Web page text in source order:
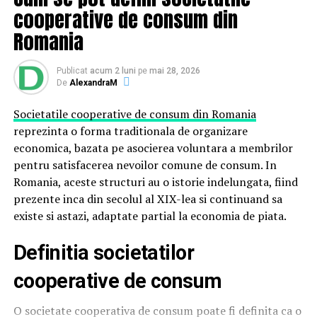
unde să-l obții?
Dacă dorești să utilizezi o astfel de soluție în casa ta,
primul pas ar trebui să fie măsurarea atentă a geamului
intern a ferestrei. Cu cât plexiglasul se potrivește mai
bine cu fereastra, cu atât își va îndeplini mai bine funcția
de izolație termică. Deja în etapa de măsurare, ar trebui
să iei în considerare și modul în care se va monta
plexiglasul pe fereastră. Tăierea plexiglasului la o
dimensiune atât de exactă acasă poate fi dificilă, dar,
specialiștii îl vor tăia la dimensiunea exacta. Plexiglasul
transparent este cel mai bun pentru izolarea unei
ferestre dintr-o casă sau un apartament.
Proprietățile acestui material determină gama largă de
aplicații. Plexiglasul transparent se caracterizează
printr-o transmitere semnificativă a luminii vizibile,
într-un procent de 90-99%. În plus, este rezistent la
cooperative de consum din
Romania
Publicat acum 2 luni pe mai 28, 2026
De AlexandraM
Societatile cooperative de consum din Romania
reprezinta o forma traditionala de organizare
economica, bazata pe asocierea voluntara a membrilor
pentru satisfacerea nevoilor comune de consum. In
Romania, aceste structuri au o istorie indelungata, fiind
prezente inca din secolul al XIX-lea si continuand sa
existe si astazi, adaptate partial la economia de piata.
Definitia societatilor
cooperative de consum
O societate cooperativa de consum poate fi definita ca o